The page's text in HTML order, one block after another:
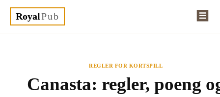
RoyalPub
REGLER FOR KORTSPILL
Canasta: regler, poeng